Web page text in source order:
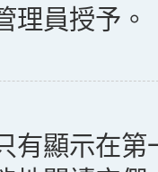
理員授予。
有顯示在